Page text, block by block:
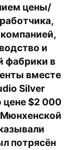
цены/
и
фабрики в
вместе
Silver
$2 000
Мюнхенской
потрясён